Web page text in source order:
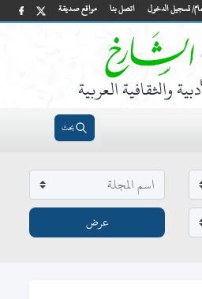
مواقع صديقة اتصل بنا تسجيل الدخول
والثقافية العربية
بحث